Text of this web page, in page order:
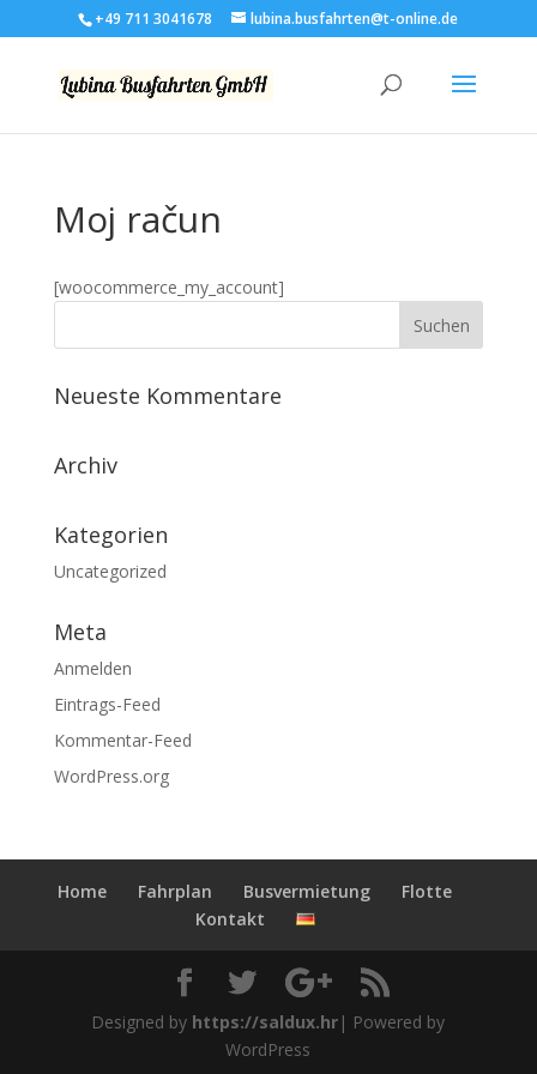
+49 711 3041678 lubina.busfahrten@t-online.de
Moj račun
[woocommerce_my_account]
Neueste Kommentare
Archiv
Kategorien
Uncategorized
Meta
Anmelden
Eintrags-Feed
Kommentar-Feed
WordPress.org
Home Fahrplan Busvermietung
Flotte
Kontakt
Designed by https://saldux.hr | Powered by
WordPress